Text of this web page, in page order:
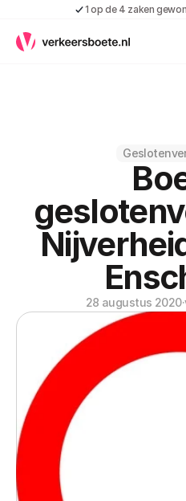
1 op de 4 zaken
Kennis
Over
28 augustus 2020·